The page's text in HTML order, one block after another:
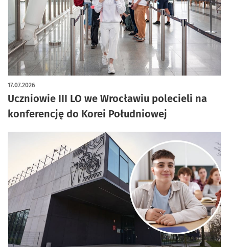
Uczniowie III LO we Wrocławiu polecieli na
konferencję do Korei Południowej
17.07.2026
artykuł z galerią zdjęć